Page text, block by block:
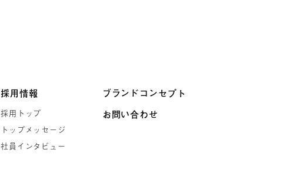
採用情報
採用トップ
トップメッセージ
社員インタビュー
ブランドコンセプト
お問い合わせ